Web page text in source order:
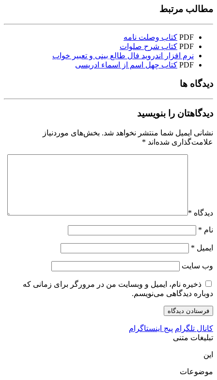
مطالب مرتبط
PDF کتاب وصلت نامه
PDF کتاب شرح صلوات
نرم افزار اندروید فال طالع بینی و تعبیر خواب
PDF کتاب چهل اسم از اسماء ادریسی
دیدگاه ها
دیدگاهتان را بنویسید
نشانی ایمیل شما منتشر نخواهد شد. بخش‌های موردنیاز
علامت‌گذاری شده‌اند *
دیدگاه *
نام *
ایمیل *
وب‌ سایت
ذخیره نام، ایمیل و وبسایت من در مرورگر برای زمانی که
دوباره دیدگاهی می‌نویسم.
کانال تلگرام پیج اینستاگرام
تبلیغات متنی
این
موضوعات